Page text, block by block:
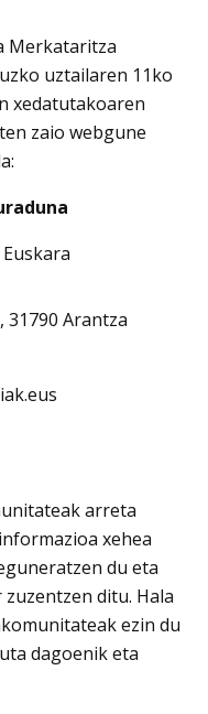
Merkataritza
uztailaren 11ko
xedatutakoaren
zaio webgune
31790 Arantza
arreta
xehea
du eta
ditu. Hala
ezin du
dagoenik eta